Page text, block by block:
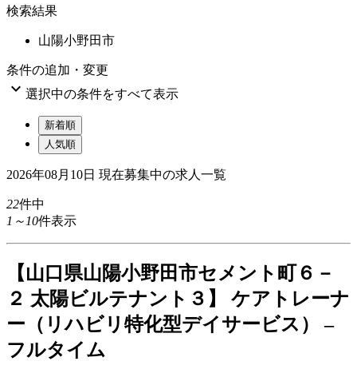
検索結果
山陽小野田市
条件の追加・変更
 選択中の条件をすべて表示
新着順
人気順
2026年08月10日 現在募集中の求人一覧
22件中
1～10件表示
【山口県山陽小野田市セメント町６－
２ 太陽ビルテナント３】 ケアトレーナ
ー（リハビリ特化型デイサービス） –
フルタイム